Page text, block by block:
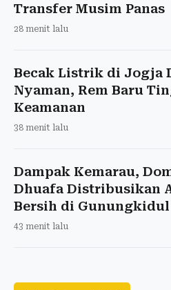
Transfer Musim Panas
28 menit lalu
Becak Listrik di Jogja
Nyaman, Rem Baru
Keamanan
38 menit lalu
Dampak Kemarau,
Dhuafa Distribusikan
Bersih di Gunungkidul
43 menit lalu